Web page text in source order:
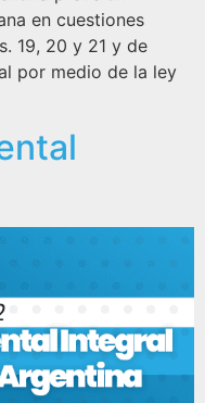
en cuestiones
19, 20 y 21 y de
por medio de la ley